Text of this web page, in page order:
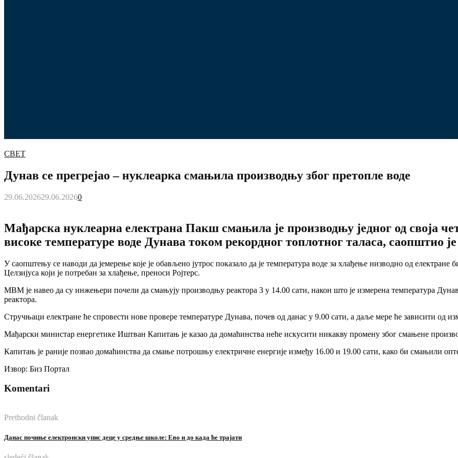
СВЕТ
Дунав се прегрејао – нуклеарка смањила производњу због претопле воде
29.06.202629.06.20260
Мађарска нуклеарна електрана Пакш смањила је производњу једног од своја
високе температуре воде Дунава током рекордног топлотног таласа, саопштио
У саопштењу се наводи да јемерење које је обављено јутрос показало да је температура воде за хлађење низводно од
Целзијуса који је потребан за хлађење, преноси Ројтерс.
МВМ је навео да су инжењери почели да смањују производњу реактора 3 у 14.00 сати, након што је измерена температура
реактора.
Стручњаци електране ће спровести нове провере температуре Дунава, почев од данас у 9.00 сати, а даље мере ће зависити од
Мађарски министар енергетике Иштван Капитањ је казао да домаћинства неће искусити никакву промену због смањене
Капитањ је раније позвао домаћинства да смање потрошњу електричне енергије између 16.00 и 19.00 сати, како би смањили
Извор: Биз Портал
Komentari
Prethodni članak
Данас почиње електронски упис деце у средње школе: Ево и до када ће трајати